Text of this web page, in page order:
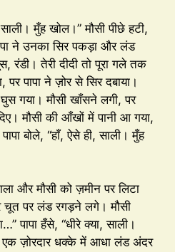
साली। मुँह खोल।” मौसी पीछे हटी,
ने उनका सिर पकड़ा और लंड
रंडी। तेरी दीदी तो पूरा गले तक
पापा ने ज़ोर से सिर दबाया।
गया। मौसी खाँसने लगी, पर
मौसी की आँखों में पानी आ गया,
बोले, “हाँ, ऐसे ही, साली। मुँह
और मौसी को ज़मीन पर लिटा
चूत पर लंड रगड़ने लगे। मौसी
पापा हँसे, “धीरे क्या, साली।
ज़ोरदार धक्के में आधा लंड अंदर